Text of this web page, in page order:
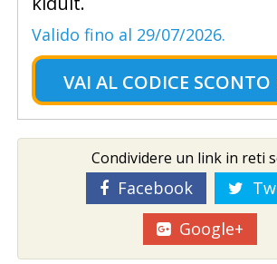
Valido fino al 29/07/2026.
VAI AL CODICE
Condividere un link in reti
Facebook
Google+